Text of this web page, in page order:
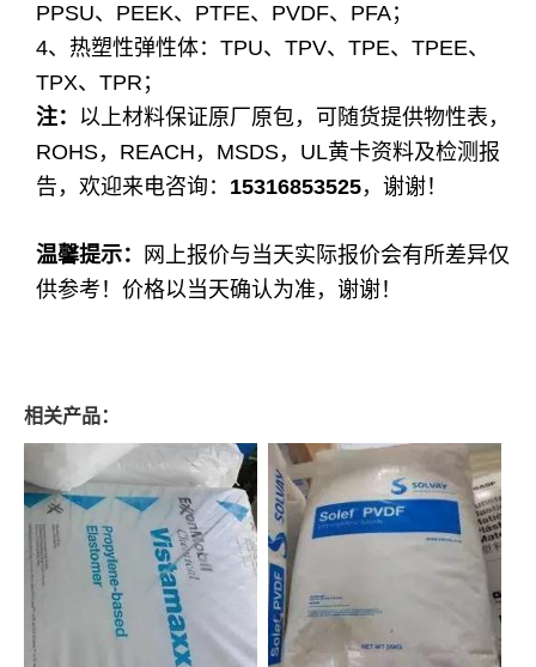
PPSU、PEEK、PTFE、PVDF、PFA；
4、热塑性弹性体：TPU、TPV、TPE、TPEE、
TPX、TPR；
注： 以上材料保证原厂原包，可随货提供物性表，
ROHS，REACH，MSDS，UL黄卡资料及检测报
告，欢迎来电咨询： 15316853525，谢谢！
温馨提示：
网上报价与当天实际报价会有所差异仅
供参考！价格以当天确认为准，谢谢！
相关产品：